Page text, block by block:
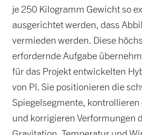
je 250 Kilogramm Gewicht so
ausgerichtet werden, dass
vermieden werden. Diese
erfordernde Aufgabe
für das Projekt entwickelten
von PI. Sie positionieren die
Spiegelsegmente, kontrollieren
und korrigieren Verformungen